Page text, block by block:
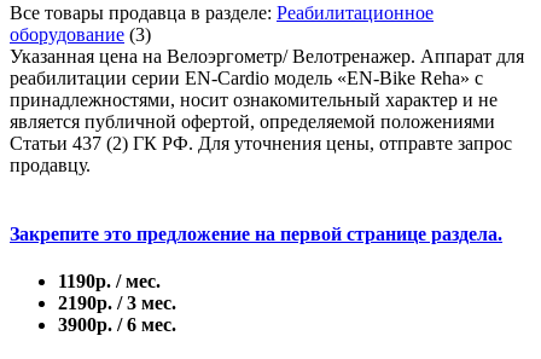
Все товары продавца в разделе: Реабилитационное
оборудование (3)
Указанная цена на Велоэргометр/ Велотренажер. Аппарат для
реабилитации серии EN-Cardio модель «EN-Bike Reha» с
принадлежностями, носит ознакомительный характер и не
является публичной офертой, определяемой положениями
Статьи 437 (2) ГК РФ. Для уточнения цены, отправте запрос
продавцу.
Закрепите это предложение на первой странице раздела.
1190р. / мес.
2190р. / 3 мес.
3900р. / 6 мес.